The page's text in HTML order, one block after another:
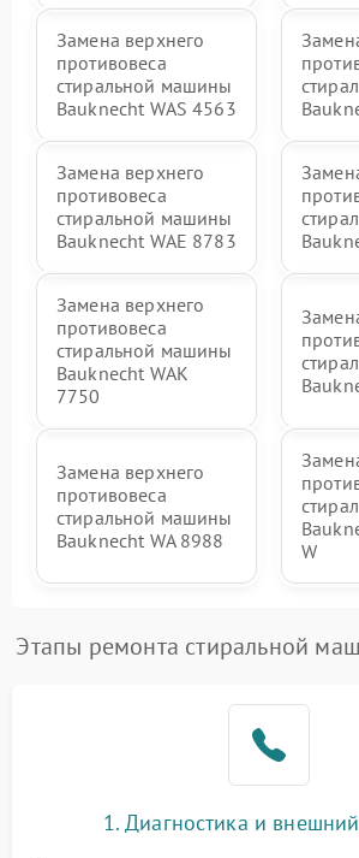
Замена верхнего
противовеса
стиральной машины
Bauknecht WAS 4563
Замена верхнего
противовеса
стиральной машины
Bauknecht WAE 8783
Замена верхнего
противовеса
стиральной машины
Bauknecht WAK
7750
Замена верхнего
противовеса
стиральной машины
Bauknecht WA 8988
W
Этапы ремонта стиральной
1. Диагностика и